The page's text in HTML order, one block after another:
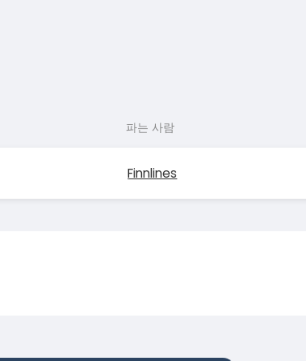
파는 사람
Finnlines